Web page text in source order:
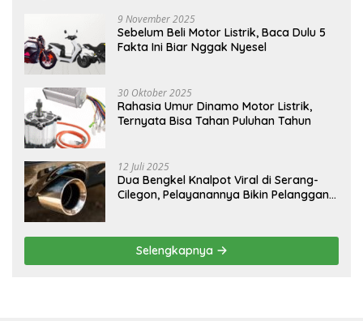
9 November 2025
Sebelum Beli Motor Listrik, Baca Dulu 5
Fakta Ini Biar Nggak Nyesel
30 Oktober 2025
Rahasia Umur Dinamo Motor Listrik,
Ternyata Bisa Tahan Puluhan Tahun
12 Juli 2025
Dua Bengkel Knalpot Viral di Serang-
Cilegon, Pelayanannya Bikin Pelanggan
Selengkapnya